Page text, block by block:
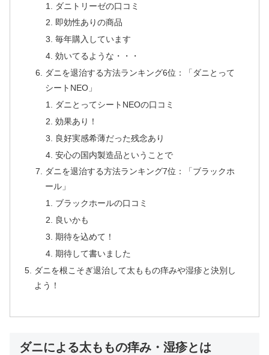
ダニトリーゼの口コミ
即効性ありの商品
毎年購入しています
効いてるような・・・
ダニを退治する方法ランキング6位：「ダニとって
シートNEO」
ダニとってシートNEOの口コミ
効果あり！
良好実感希薄だった残念あり
安心の国内製造品ということで
ダニを退治する方法ランキング7位：「ブラックホ
ール」
ブラックホールの口コミ
良いかも
期待を込めて！
期待して書いました
ダニを根こそぎ退治して太ももの痒みや湿疹と決別し
よう！
ダニによる太ももの痒み・湿疹とは